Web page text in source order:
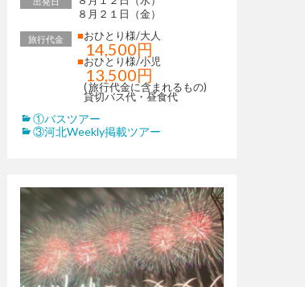
８月２１日（金）
旅行代金 ■おひとり様/大人
14,500円
■おひとり様/小児
13,500円
( 旅行代金に含まれるもの)
貸切バス代・昼食代
①バスツアー
③河北Weekly掲載ツアー